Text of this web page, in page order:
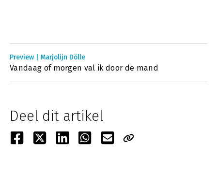
Preview | Marjolijn Dölle
Vandaag of morgen val ik door de mand
Deel dit artikel